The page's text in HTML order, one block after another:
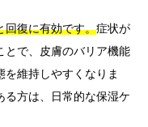
回復に有効です。症状が
とで、皮膚のバリア機能
維持しやすくなりま
る方は、日常的な保湿ケ